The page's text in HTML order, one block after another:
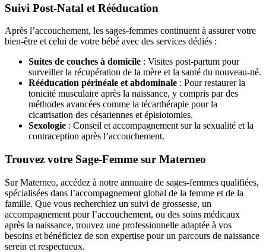
Suivi Post-Natal et Rééducation
Après l’accouchement, les sages-femmes continuent à assurer votre
bien-être et celui de votre bébé avec des services dédiés :
Suites de couches à domicile : Visites post-partum pour
surveiller la récupération de la mère et la santé du nouveau-né.
Rééducation périnéale et abdominale : Pour restaurer la
tonicité musculaire après la naissance, y compris par des
méthodes avancées comme la técarthérapie pour la
cicatrisation des césariennes et épisiotomies.
Sexologie : Conseil et accompagnement sur la sexualité et la
contraception après l’accouchement.
Trouvez votre Sage-Femme sur Materneo
Sur Materneo, accédez à notre annuaire de sages-femmes qualifiées,
spécialisées dans l’accompagnement global de la femme et de la
famille. Que vous recherchiez un suivi de grossesse, un
accompagnement pour l’accouchement, ou des soins médicaux
après la naissance, trouvez une professionnelle adaptée à vos
besoins et bénéficiez de son expertise pour un parcours de naissance
serein et respectueux.